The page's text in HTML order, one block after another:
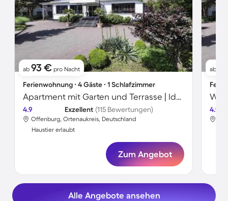
ab 93 € pro Nacht
Ferienwohnung ∙ 4 Gäste ∙ 1 Schlafzimmer
Apartment mit Garten und Terrasse | Ideal für Homeoffice
4.9 Exzellent (115 Bewertungen)
Offenburg, Ortenaukreis, Deutschland
Haustier erlaubt
Zum Angebot
ab
4.9
Alle Angebote ansehen